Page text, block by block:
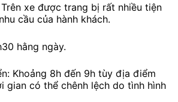
xe được trang bị rất nhiều tiện
cầu của hành khách.
hằng ngày.
Khoảng 8h đến 9h tùy địa điểm
gian có thể chênh lệch do tình hình